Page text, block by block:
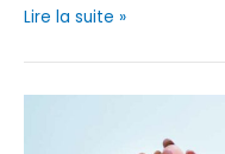
Une
direction,
Julien
Lire la suite »